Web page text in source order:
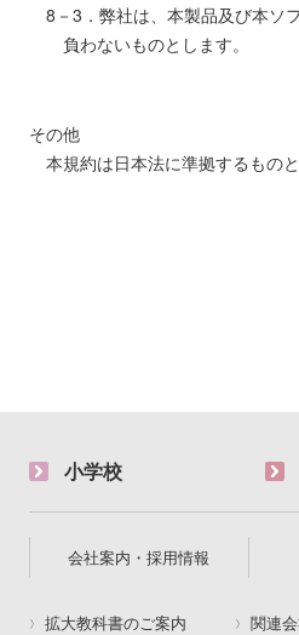
8－3．弊社は、本製品及び本ソ
負わないものとします。
その他
本規約は日本法に準拠するもの
小学校
会社案内・採用情報
拡大教科書のご案内 関連